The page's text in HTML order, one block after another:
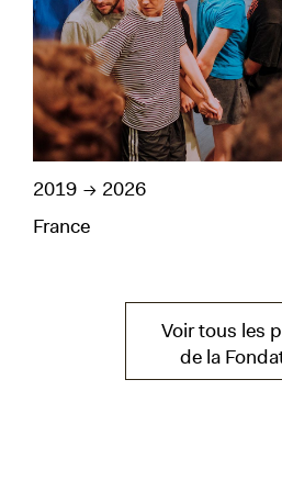
2019
2026
France
Voir tous les
de la